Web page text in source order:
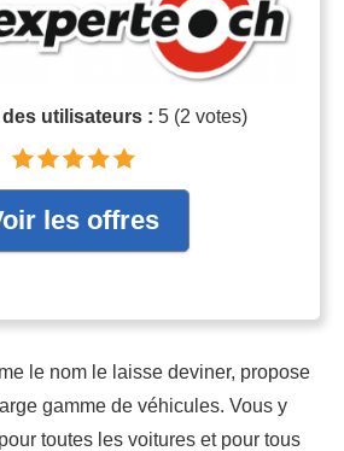
utilisateurs : 5 (2 votes)
les offres
le nom le laisse deviner, propose
gamme de véhicules. Vous y
toutes les voitures et pour tous